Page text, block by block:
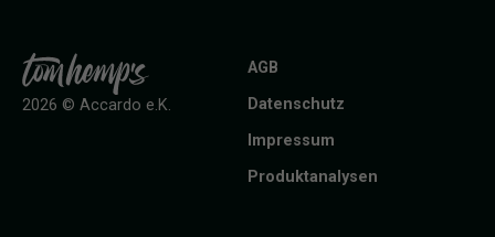
AGB
Datenschutz
Impressum
Produktanalysen
2026 © Accardo e.K.